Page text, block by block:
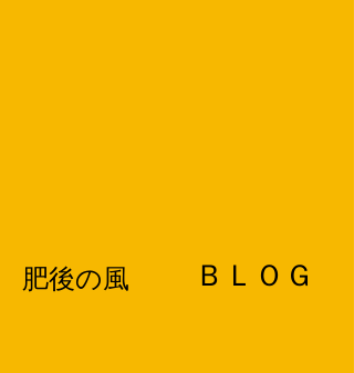
​ＢＬＯＧ
​肥後の風